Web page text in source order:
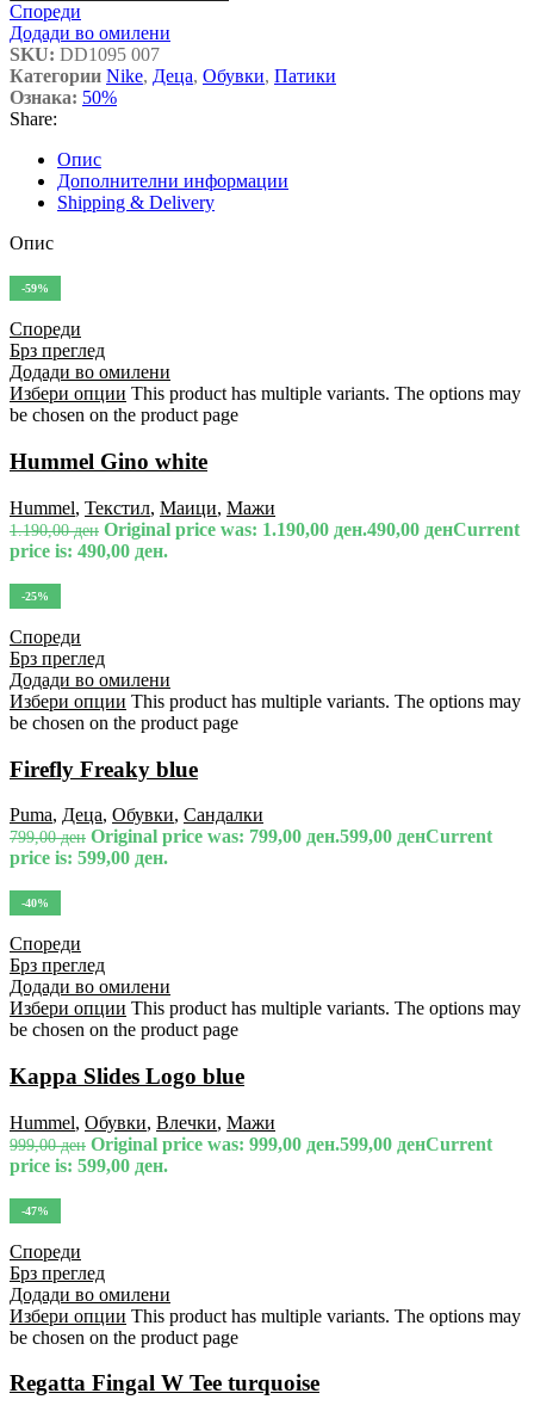
Спореди
Додади во омилени
SKU: DD1095 007
Категории Nike, Деца, Обувки, Патики
Ознака: 50%
Share:
Опис
Дополнителни информации
Shipping & Delivery
Опис
-59%
Спореди
Брз преглед
Додади во омилени
Избери опции This product has multiple variants. The options may
be chosen on the product page
Hummel Gino white
Hummel, Текстил, Маици, Мажи
1.190,00ден Original price was: 1.190,00 ден.490,00 денCurrent
price is: 490,00 ден.
-25%
Спореди
Брз преглед
Додади во омилени
Избери опции This product has multiple variants. The options may
be chosen on the product page
Firefly Freaky blue
Puma, Деца, Обувки, Сандалки
799,00ден Original price was: 799,00 ден.599,00 денCurrent
price is: 599,00 ден.
-40%
Спореди
Брз преглед
Додади во омилени
Избери опции This product has multiple variants. The options may
be chosen on the product page
Kappa Slides Logo blue
Hummel, Обувки, Влечки, Мажи
999,00ден Original price was: 999,00 ден.599,00 денCurrent
price is: 599,00 ден.
-47%
Спореди
Брз преглед
Додади во омилени
Избери опции This product has multiple variants. The options may
be chosen on the product page
Regatta Fingal W Tee turquoise